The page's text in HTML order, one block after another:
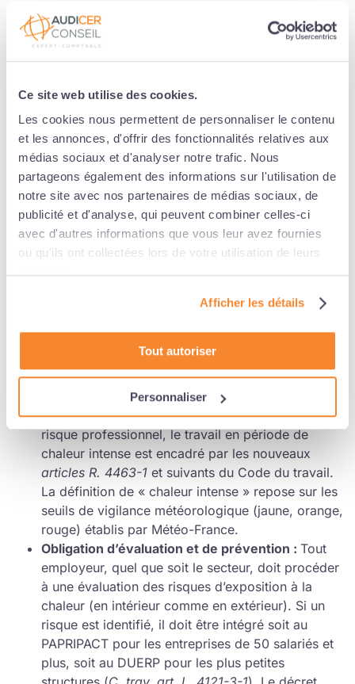
Ce site web utilise des cookies.
Les cookies nous permettent de personnaliser le contenu
et les annonces, d'offrir des fonctionnalités relatives aux
médias sociaux et d'analyser notre trafic. Nous
partageons également des informations sur l'utilisation de
notre site avec nos partenaires de médias sociaux, de
publicité et d'analyse, qui peuvent combiner celles-ci
avec d'autres informations que vous leur avez fournies
ou qu'ils ont collectées lors de votre utilisation de leurs
Afficher les détails
Tout autoriser
Personnaliser
vos salariés.
non-discrimination, vous ne pouvez pas écarter un
candidat à une procédure de recrutement en raison de
travail ). Ainsi, les offres d’emploi exclusivement
discriminations en raison de la situation de famille. Elles
constituent une rupture de l’égalité des chances dans
l’accès à l’emploi.
La To-Do-List
Vague de chaleur : de nouvelles obligations pour les
employeurs dès le 1er juillet 2025.
se conformer à de nouvelles exigences réglementaires
aux épisodes de chaleur intense (
Intégration du risque « chaleur intense » dans le
Code du travail :Désormais reconnu comme un
risque professionnel, le travail en période de
chaleur intense est encadré par les nouveaux
articles R. 4463-1et suivants du Code du travail.
La définition de « chaleur intense » repose sur les
seuils de vigilance météorologique (jaune, orange,
rouge) établis par Météo-France.
Obligation d’évaluation et de prévention : Tout
employeur, quel que soit le secteur, doit procéder
à une évaluation des risques d’exposition à la
chaleur (en intérieur comme en extérieur). Si un
risque est identifié, il doit être intégré soit au
PAPRIPACT pour les entreprises de 50 salariés et
plus, soit au DUERP pour les plus petites